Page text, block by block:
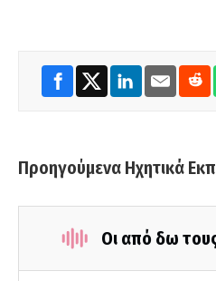
Προηγούμενα Ηχητικά
Οι από δω